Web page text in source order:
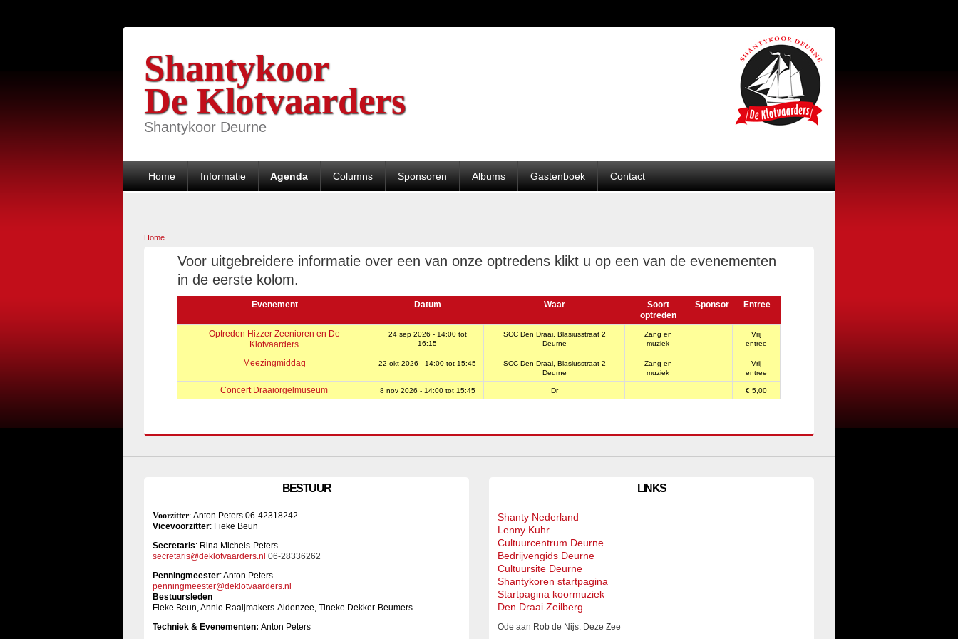
Shantykoor
De Klotvaarders
Shantykoor Deurne
Home Informatie Agenda Columns Sponsoren Albums Gastenboek Contact
U bent hier
Home
Voor uitgebreidere informatie over een van onze optredens klikt u op een van de evenementen
in de eerste kolom.
Evenement Datum Waar
Soort
optreden
Sponsor Entree
Optreden Hizzer Zeenioren en De
Klotvaarders
24 sep 2026 - 14:00tot
16:15
SCC Den Draai, Blasiusstraat 2
Deurne
Zang en
muziek
Vrij
entree
Meezingmiddag 22 okt 2026 - 14:00 tot 15:45
SCC Den Draai, Blasiusstraat 2
Deurne
Zang en
muziek
Vrij
entree
Concert Draaiorgelmuseum 8 nov 2026 - 14:00tot 15:45 Dr € 5,00
BESTUUR
Voorzitter: Anton Peters 06-42318242
Vicevoorzitter: Fieke Beun
Secretaris: Rina Michels-Peters
secretaris@deklotvaarders.nl 06-28336262
Penningmeester: Anton Peters
penningmeester@deklotvaarders.nl
Bestuursleden
Fieke Beun, Annie Raaijmakers-Aldenzee, Tineke Dekker-Beumers
Techniek & Evenementen: Anton Peters
LINKS
Shanty Nederland
Lenny Kuhr
Cultuurcentrum Deurne
Bedrijvengids Deurne
Cultuursite Deurne
Shantykoren startpagina
Startpagina koormuziek
Den Draai Zeilberg
Ode aan Rob de Nijs: Deze Zee